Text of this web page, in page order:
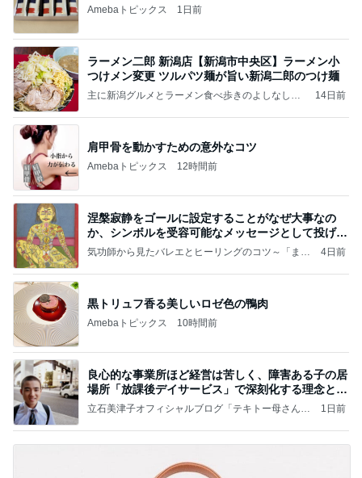
Amebaトピックス 1日前
ラーメン二郎 新潟店【新潟市中央区】ラーメン小
つけメン変更 ツルパツ麺が旨い新潟二郎のつけ麺
主に新潟グルメとラーメン食べ歩きのよしなしご
14日前
肩甲骨を動かすための意外なコツ
Amebaトピックス 12時間前
涅槃寂静をゴールに設定することがなぜ大事なの
か、シンボルを受容可能なメッセージとして投げる
ことが
気功師から見たバレエとヒーリングのコツ～「まと
4日前
黒トリュフ香る美しいロゼ色の鴨肉
Amebaトピックス 10時間前
良心的な事業所ほど経営は苦しく、障害ある子の居
場所「放課後デイサービス」で深刻化する理念と現
実の
立石美津子オフィシャルブログ「テキトー母さんの
1日前